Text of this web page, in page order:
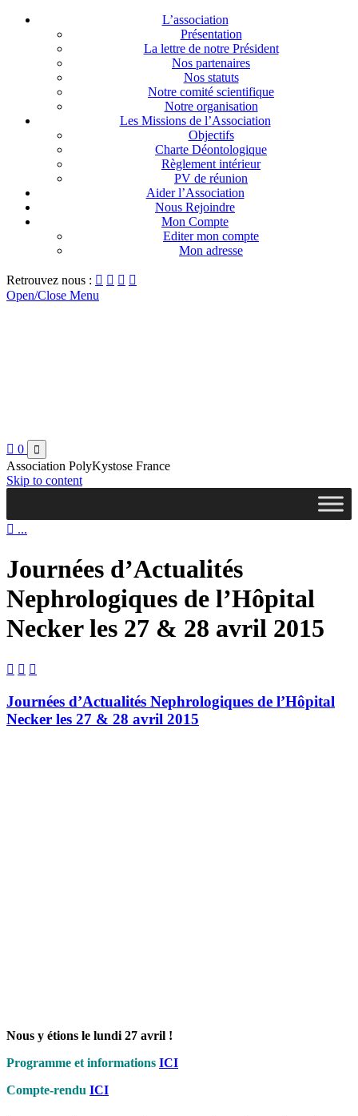
L’association
Présentation
La lettre de notre Président
Nos partenaires
Nos statuts
Notre comité scientifique
Notre organisation
Les Missions de l’Association
Objectifs
Charte Déontologique
Règlement intérieur
PV de réunion
Aider l’Association
Nous Rejoindre
Mon Compte
Editer mon compte
Mon adresse
Retrouvez nous :    
Open/Close Menu
 0 
Association PolyKystose France
Skip to content
 ...
Journées d’Actualités
Nephrologiques de l’Hôpital
Necker les 27 & 28 avril 2015
  
Journées d’Actualités Nephrologiques de l’Hôpital
Necker les 27 & 28 avril 2015
Nous y étions le lundi 27 avril !
Programme et informations ICI
Compte-rendu ICI